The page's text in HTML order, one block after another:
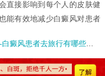
直接影响到每个人的皮肤健
能有效地减少白癜风对患者
患者去旅行有哪些注意事项